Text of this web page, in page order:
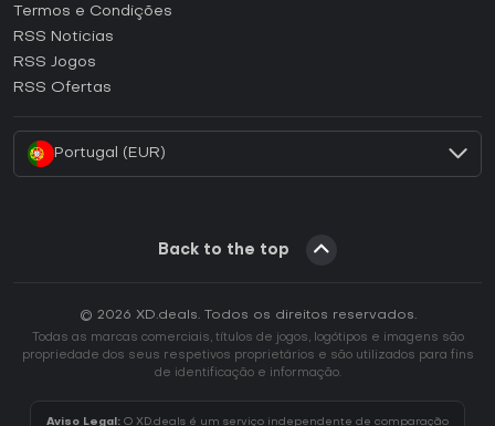
Como ativar uma CD Key GOG?
Como ativar uma CD Key Ubisoft Connect?
Termos e Condições
RSS Noticias
RSS Jogos
RSS Ofertas
Portugal (EUR)
Back to the top
© 2026 XD.deals. Todos os direitos reservados.
Todas as marcas comerciais, títulos de jogos, logótipos e imagens são
propriedade dos seus respetivos proprietários e são utilizados para fins
de identificação e informação.
Aviso Legal: O XD.deals é um serviço independente de comparação